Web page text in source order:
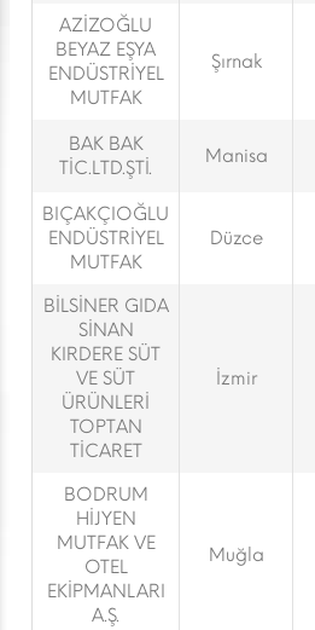
AZİZOĞLU
BEYAZ EŞYA
ENDÜSTRİYEL
MUTFAK
Şırnak
BAK BAK
TİC.LTD.ŞTİ.
Manisa
BIÇAKÇIOĞLU
ENDÜSTRİYEL
MUTFAK
Düzce
BİLSİNER GIDA
SİNAN
KIRDERE SÜT
VE SÜT
ÜRÜNLERİ
TOPTAN
TİCARET
İzmir
BODRUM
HİJYEN
MUTFAK VE
OTEL
EKİPMANLARI
A.Ş.
Muğla